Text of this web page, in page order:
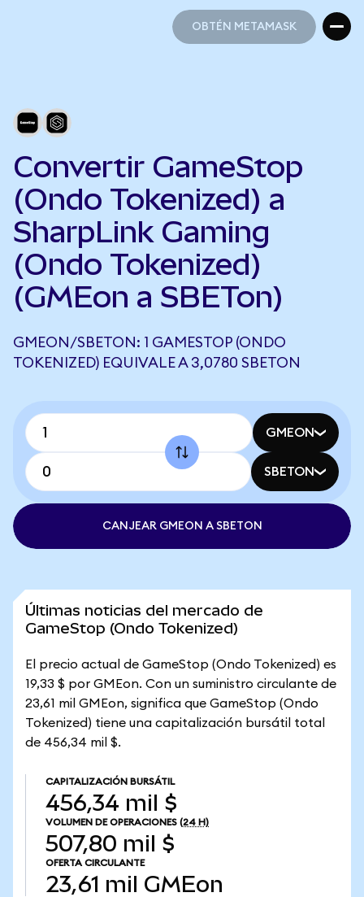
OBTÉN METAMASK
Convertir GameStop
(Ondo Tokenized) a
SharpLink Gaming
(Ondo Tokenized)
(GMEon a SBETon)
GMEON/SBETON: 1 GAMESTOP (ONDO
TOKENIZED) EQUIVALE A 3,0780 SBETON
GMEON
SBETON
CANJEAR GMEON A SBETON
Últimas noticias del mercado de
GameStop (Ondo Tokenized)
El precio actual de GameStop (Ondo Tokenized) es
19,33 $ por GMEon. Con un suministro circulante de
23,61 mil GMEon, significa que GameStop (Ondo
Tokenized) tiene una capitalización bursátil total
de 456,34 mil $.
CAPITALIZACIÓN BURSÁTIL
456,34 mil $
VOLUMEN DE OPERACIONES (24 H)
507,80 mil $
OFERTA CIRCULANTE
23,61 mil GMEon